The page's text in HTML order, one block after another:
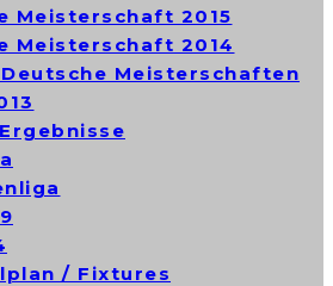
Meisterschaft 2015
Meisterschaft 2014
Meisterschaften
/ Fixtures